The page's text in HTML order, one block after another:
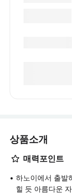
상품소개
매력포인트
하노이에서 출발
힐 듯 아름다운